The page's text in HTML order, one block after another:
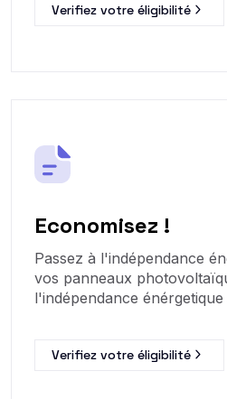
Verifiez votre éligibilité
Economisez !
Passez à l'indépendance
vos panneaux
l'indépendance
Verifiez votre éligibilité